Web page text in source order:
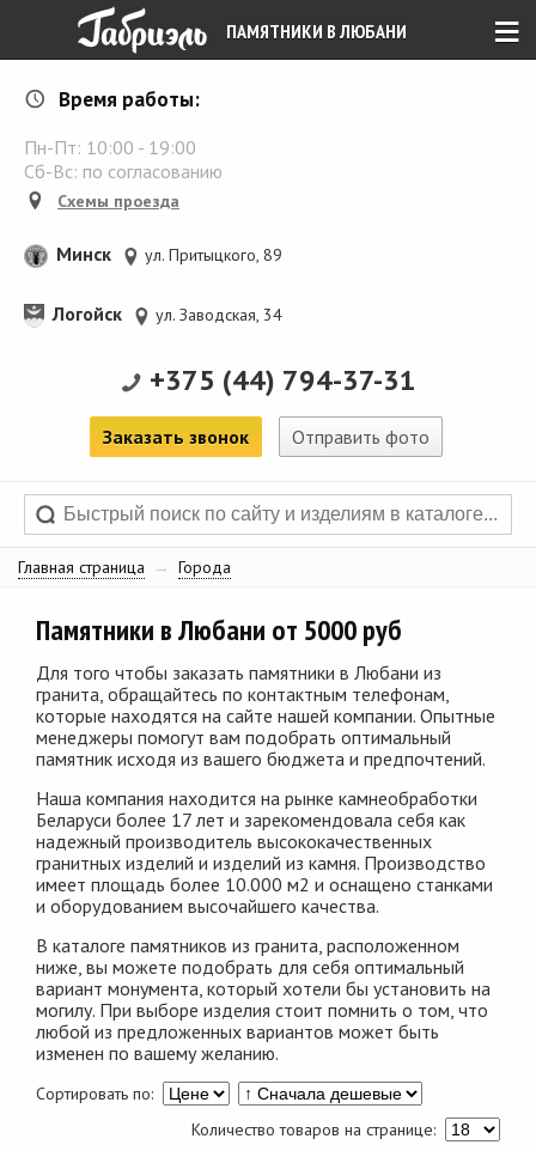
≡
ПАМЯТНИКИ В ЛЮБАНИ
Время работы:
Пн-Пт: 10:00 - 19:00
Сб-Вс: по согласованию
Схемы проезда
Минск ул. Притыцкого, 89
Логойск ул. Заводская, 34
+375 (44) 794-37-31
Заказать звонок Отправить фото
Главная страница → Города
Памятники в Любани от 5000 руб
Для того чтобы заказать памятники в Любани из
гранита, обращайтесь по контактным телефонам,
которые находятся на сайте нашей компании. Опытные
менеджеры помогут вам подобрать оптимальный
памятник исходя из вашего бюджета и предпочтений.
Наша компания находится на рынке камнеобработки
Беларуси более 17 лет и зарекомендовала себя как
надежный производитель высококачественных
гранитных изделий и изделий из камня. Производство
имеет площадь более 10.000 м2 и оснащено станками
и оборудованием высочайшего качества.
В каталоге памятников из гранита, расположенном
ниже, вы можете подобрать для себя оптимальный
вариант монумента, который хотели бы установить на
могилу. При выборе изделия стоит помнить о том, что
любой из предложенных вариантов может быть
изменен по вашему желанию.
Сортировать по:
Количество товаров на странице: